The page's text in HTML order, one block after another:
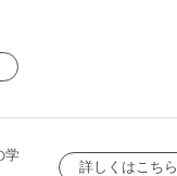
学
詳しくはこちら